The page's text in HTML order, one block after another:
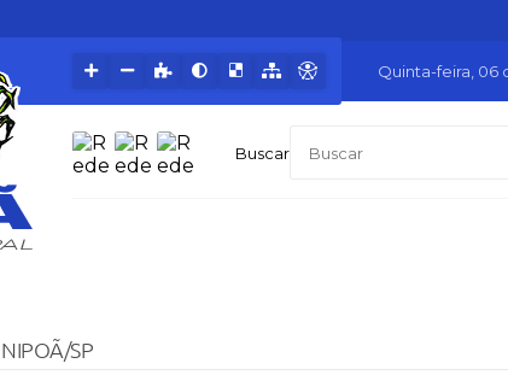
Buscar
Quinta-feira 06
SP